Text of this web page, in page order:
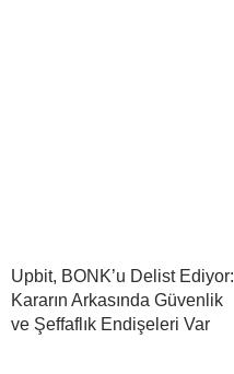
Upbit, BONK’u Delist Ediyor:
Kararın Arkasında Güvenlik
ve Şeffaflık Endişeleri Var